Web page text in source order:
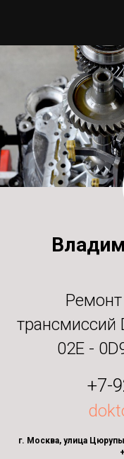
трансмиссий
02E -
+7-
г. Москва, улица